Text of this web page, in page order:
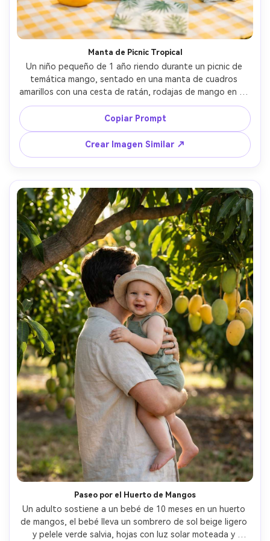
Manta de Picnic Tropical
Un niño pequeño de 1 año riendo durante un picnic de
temática mango, sentado en una manta de cuadros
amarillos con una cesta de ratán, rodajas de mango en un
plato fuera de su alcance, servilletas de hoja de palma,
globos pastel de fondo, luz del atardecer, Sony A7IV,
50mm f/1.4, encuadre de cuerpo completo, gradación
cálida de color estilo película, fotorrealista, momento
alegre y espontáneo --ar 4:5
Copiar Prompt
Crear Imagen Similar ↗
Paseo por el Huerto de Mangos
Un adulto sostiene a un bebé de 10 meses en un huerto
de mangos, el bebé lleva un sombrero de sol beige ligero
y pelele verde salvia, hojas con luz solar moteada y